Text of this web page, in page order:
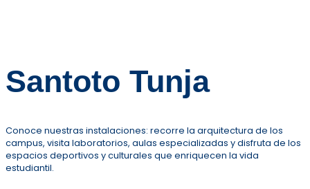
Santoto Tunja
Conoce nuestras instalaciones: recorre la arquitectura de los
campus, visita laboratorios, aulas especializadas y disfruta de los
espacios deportivos y culturales que enriquecen la vida
estudiantil.